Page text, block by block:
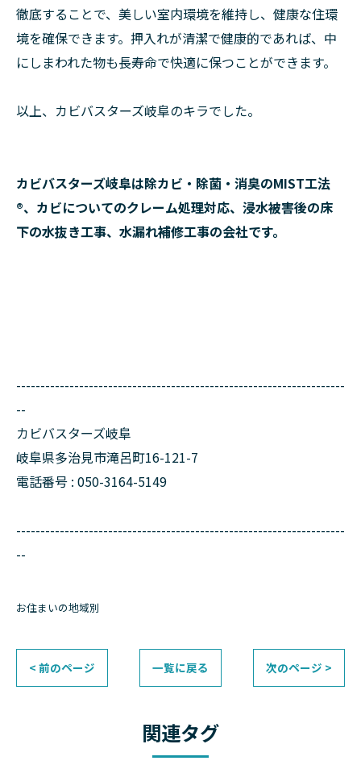
徹底することで、美しい室内環境を維持し、健康な住環
境を確保できます。押入れが清潔で健康的であれば、中
にしまわれた物も長寿命で快適に保つことができます。
以上、カビバスターズ岐阜のキラでした。
カビバスターズ岐阜は除カビ・除菌・消臭のMIST工法
®、カビについてのクレーム処理対応、浸水被害後の床
下の水抜き工事、水漏れ補修工事の会社です。
--------------------------------------------------------------------
--
カビバスターズ岐阜
岐阜県多治見市滝呂町16-121-7
電話番号 : 050-3164-5149
--------------------------------------------------------------------
--
お住まいの地域別
< 前のページ 一覧に戻る 次のページ >
関連タグ